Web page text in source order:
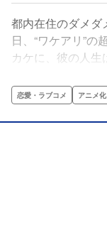
都内在住のダメダ
日、“ワケアリ”の
カケに、彼の人生
く“レンタル”ラブ
恋愛・ラブコメ アニメ化